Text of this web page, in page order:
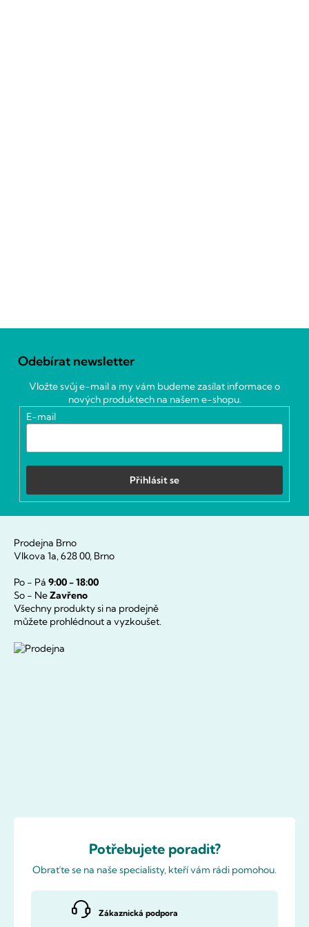
Odebírat newsletter
Vložte svůj e-mail a my vám budeme zasílat informace o
nových produktech na našem e-shopu.
E-mail
Přihlásit se
Prodejna Brno
Vlkova 1a, 628 00, Brno
Po - Pá 9:00 - 18:00
So - NeZavřeno
Všechny produkty si na prodejně
můžete prohlédnout a vyzkoušet.
Potřebujete poradit?
Obraťte se na naše specialisty, kteří vám rádi pomohou.
Zákaznická podpora